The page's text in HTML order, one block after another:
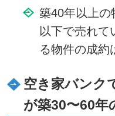
築40年以上の
以下で売れて
る物件の成約
空き家バンク
が築30〜60年